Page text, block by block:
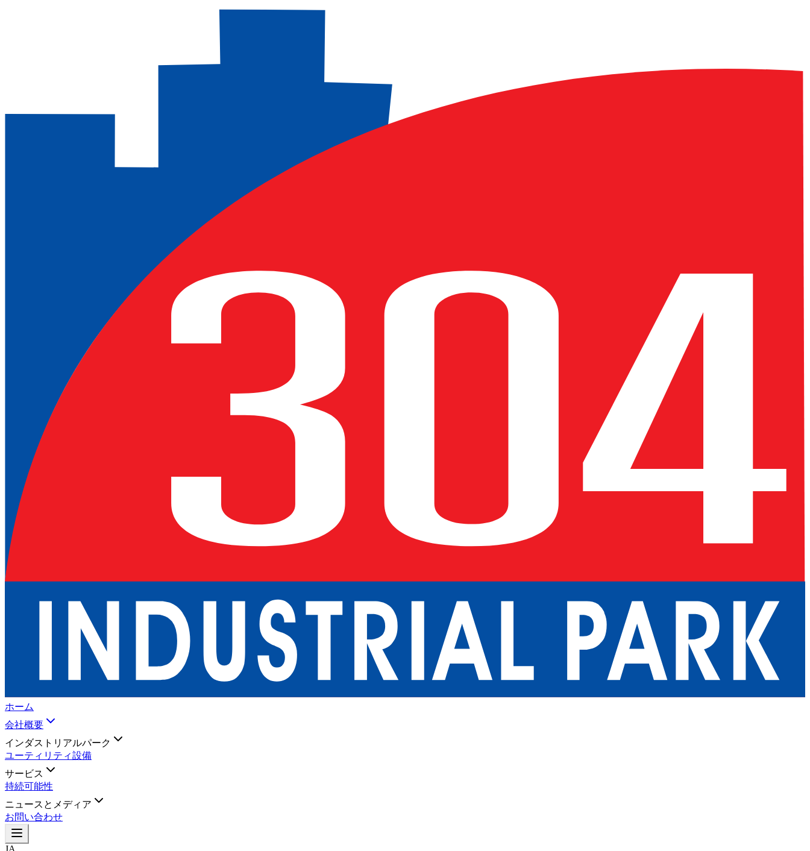
ホーム
会社概要
インダストリアルパーク
ユーティリティ設備
サービス
持続可能性
ニュースとメディア
お問い合わせ
JA